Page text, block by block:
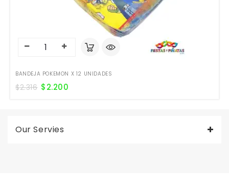
BANDEJA POKEMON X 12 UNIDADES
$2.316 $2.200
Our Servies